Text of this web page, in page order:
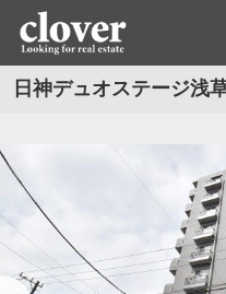
日神デュオステージ浅